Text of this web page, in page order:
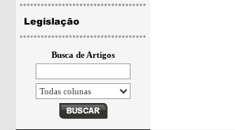
Busca de Artigos